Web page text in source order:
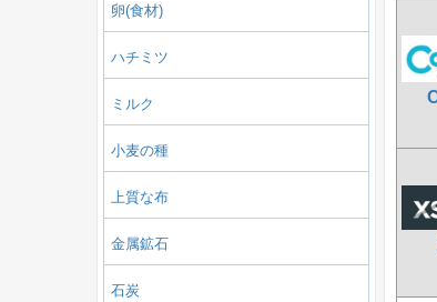
卵(食材)
ハチミツ
ミルク
小麦の種
上質な布
金属鉱石
石炭